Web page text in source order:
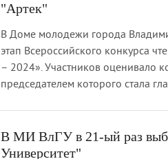
"Артек"
В Доме молодежи города
этап Всероссийского конкурса
– 2024». Участников оценивало
председателем которого стала
В МИ ВлГУ в 21-ый раз
Университет"